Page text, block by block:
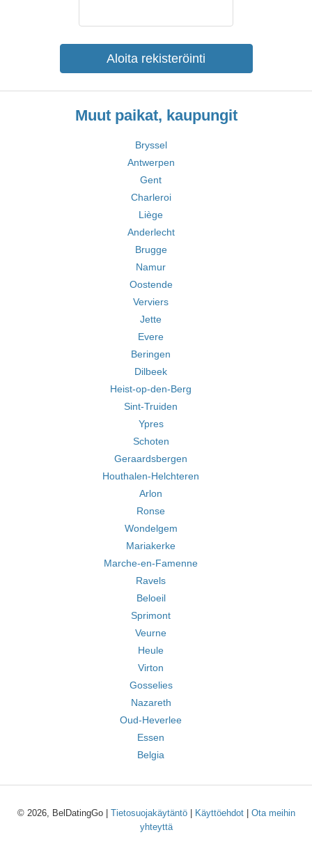
Aloita rekisteröinti
Muut paikat, kaupungit
Bryssel
Antwerpen
Gent
Charleroi
Liège
Anderlecht
Brugge
Namur
Oostende
Verviers
Jette
Evere
Beringen
Dilbeek
Heist-op-den-Berg
Sint-Truiden
Ypres
Schoten
Geraardsbergen
Houthalen-Helchteren
Arlon
Ronse
Wondelgem
Mariakerke
Marche-en-Famenne
Ravels
Beloeil
Sprimont
Veurne
Heule
Virton
Gosselies
Nazareth
Oud-Heverlee
Essen
Belgia
© 2026, BelDatingGo | Tietosuojakäytäntö| Käyttöehdot| Ota meihin
yhteyttä